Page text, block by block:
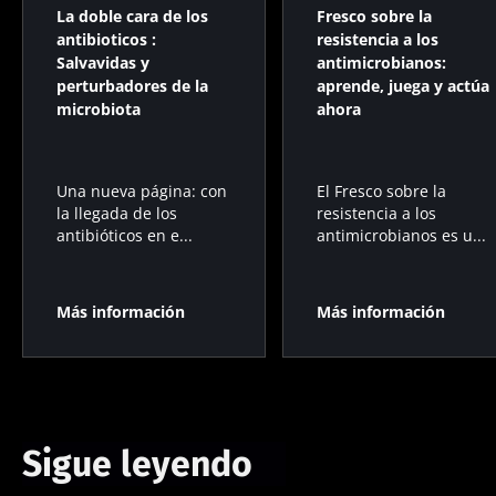
La doble cara de los
antibioticos :
Salvavidas y
perturbadores de la
microbiota
Una nueva página: con
la llegada de los
antibióticos en e...
Más información
Fresco sobre la
resistencia a los
antimicrobianos:
aprende, juega y actúa
ahora
El Fresco sobre la
resistencia a los
antimicrobianos es u...
Más información
Sigue leyendo